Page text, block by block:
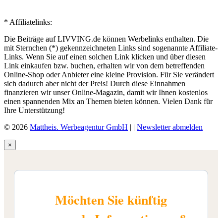
* Affiliatelinks:
Die Beiträge auf LIVVING.de können Werbelinks enthalten. Die
mit Sternchen (*) gekennzeichneten Links sind sogenannte Affiliate-
Links. Wenn Sie auf einen solchen Link klicken und über diesen
Link einkaufen bzw. buchen, erhalten wir von dem betreffenden
Online-Shop oder Anbieter eine kleine Provision. Für Sie verändert
sich dadurch aber nicht der Preis! Durch diese Einnahmen
finanzieren wir unser Online-Magazin, damit wir Ihnen kostenlos
einen spannenden Mix an Themen bieten können. Vielen Dank für
Ihre Unterstützung!
© 2026 Mattheis. Werbeagentur GmbH | | Newsletter abmelden
×